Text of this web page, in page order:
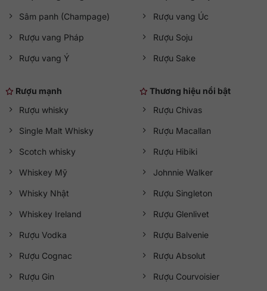
Sâm panh (Champage)
Rượu vang Pháp
Rượu vang Ý
Rượu vang Úc
Rượu Soju
Rượu Sake
Rượu mạnh
Rượu whisky
Single Malt Whisky
Scotch whisky
Whiskey Mỹ
Whisky Nhật
Whiskey Ireland
Rượu Vodka
Rượu Cognac
Rượu Gin
Thương hiệu nổi bật
Rượu Chivas
Rượu Macallan
Rượu Hibiki
Johnnie Walker
Rượu Singleton
Rượu Glenlivet
Rượu Balvenie
Rượu Absolut
Rượu Courvoisier